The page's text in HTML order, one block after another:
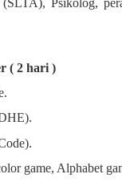
Psikolog,
( 2 hari )
game, Alphabet